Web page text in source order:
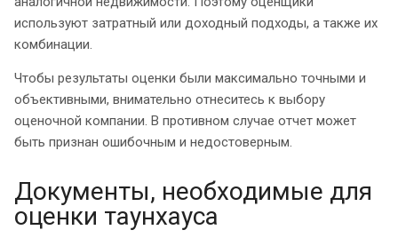
используют затратный или доходный подходы, а также их
комбинации.
Чтобы результаты оценки были максимально точными и
объективными, внимательно отнеситесь к выбору
оценочной компании. В противном случае отчет может
быть признан ошибочным и недостоверным.
Документы, необходимые для
оценки таунхауса